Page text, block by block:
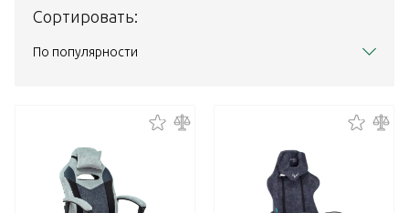
Сортировать:
По популярности